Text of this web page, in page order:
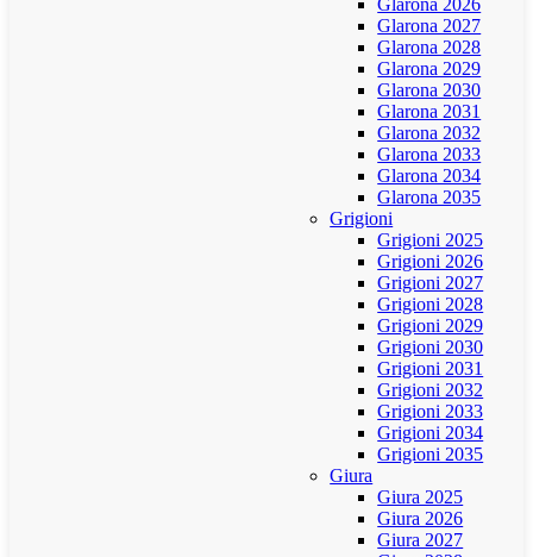
Glarona 2026
Glarona 2027
Glarona 2028
Glarona 2029
Glarona 2030
Glarona 2031
Glarona 2032
Glarona 2033
Glarona 2034
Glarona 2035
Grigioni
Grigioni 2025
Grigioni 2026
Grigioni 2027
Grigioni 2028
Grigioni 2029
Grigioni 2030
Grigioni 2031
Grigioni 2032
Grigioni 2033
Grigioni 2034
Grigioni 2035
Giura
Giura 2025
Giura 2026
Giura 2027